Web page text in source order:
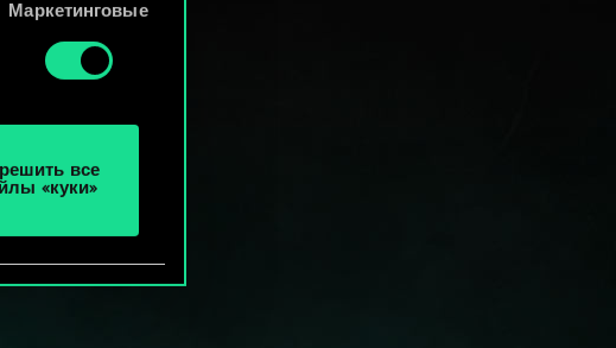
Маркетинговые
все
«куки»